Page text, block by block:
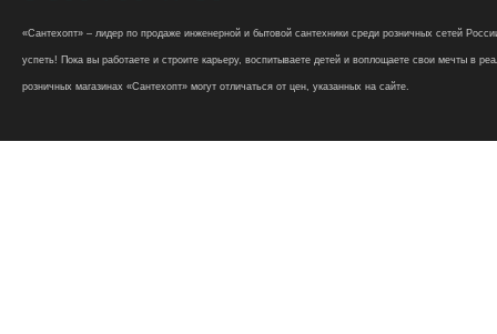
«Сантехопт» – лидер по продаже инженерной и бытовой сантехники среди розничных сетей
успеть! Пока вы работаете и строите карьеру, воспитываете детей и воплощаете свои мечты в
розничных магазинах «Сантехопт» могут отличаться от цен, указанных на сайте.